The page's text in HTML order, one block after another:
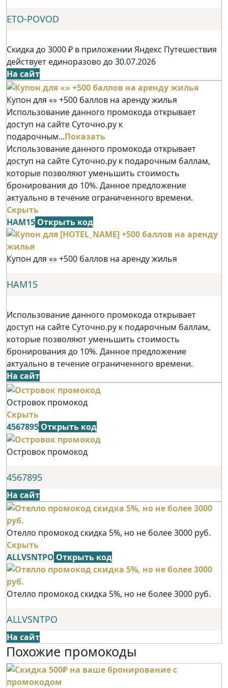
ETO-POVOD
Скидка до 3000 ₽ в приложении Яндекс Путешествия
действует единоразово до 30.07.2026
На сайт
Купон для «» +500 баллов на аренду жилья
Использование данного промокода открывает
доступ на сайте Суточно.ру к
подарочным...Показать
Использование данного промокода открывает
доступ на сайте Суточно.ру к подарочным баллам,
которые позволяют уменьшить стоимость
бронирования до 10%. Данное предложение
актуально в течение ограниченного времени.
Скрыть
НАМ15 Открыть код
Купон для «» +500 баллов на аренду жилья
НАМ15
Использование данного промокода открывает
доступ на сайте Суточно.ру к подарочным баллам,
которые позволяют уменьшить стоимость
бронирования до 10%. Данное предложение
актуально в течение ограниченного времени.
На сайт
Островок промокод
Скрыть
4567895 Открыть код
Островок промокод
4567895
На сайт
Отелло промокод скидка 5%, но не более 3000 руб.
Скрыть
ALLVSNTPO Открыть код
Отелло промокод скидка 5%, но не более 3000 руб.
ALLVSNTPO
На сайт
Похожие промокоды